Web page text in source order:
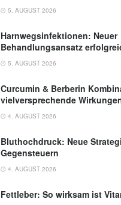
5. AUGUST 2026
Harnwegsinfektionen: Neuer
Behandlungsansatz
5. AUGUST 2026
Curcumin & Berberin
vielversprechende
4. AUGUST 2026
Bluthochdruck: Neue
Gegensteuern
4. AUGUST 2026
Fettleber: So wirksam ist